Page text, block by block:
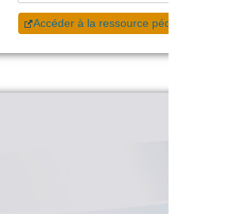
Accéder à la ressource pédagogique